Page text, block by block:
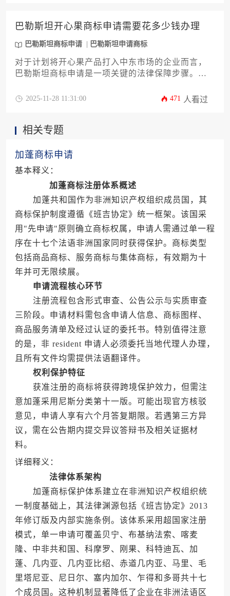
巴勒斯坦开心果商标申请需要花多少钱办理
巴勒斯坦商标申请 巴勒斯坦申请商标
对于计划将开心果产品打入中东市场的企业而言，
巴勒斯坦商标申请是一项关键的法律保障步骤。办
别、代理服务等多重因素影响。本文将系统性地剖
您高效完成品牌布局。
2025-11-28 11:31:00 471 人看过
相关专题
加蓬商标申请
基本释义：
加蓬商标注册体系概述
加蓬共和国作为非洲知识产权组织成员国，其
商标保护制度遵循《班吉协定》统一框架。该国采
用"先申请"原则确立商标权属，申请人需通过单一程
序在十七个法语非洲国家同时获得保护。商标类型
包括商品商标、服务商标与集体商标，有效期为十
年并可无限续展。
申请流程核心环节
注册流程包含形式审查、公告公示与实质审查
三阶段。申请材料需包含申请人信息、商标图样、
商品服务清单及经过认证的委托书。特别值得注意
的是，非 resident 申请人必须委托当地代理人办理，
且所有文件均需提供法语翻译件。
权利保护特征
获准注册的商标将获得跨境保护效力，但需注
意加蓬采用尼斯分类第十一版。可能出现官方核驳
意见，申请人享有六个月答复期限。若遇第三方异
议，需在公告期内提交异议答辩书及相关证据材
料。
详细释义：
法律体系架构
加蓬商标保护体系建立在非洲知识产权组织统
一制度基础上，其法律渊源包括《班吉协定》2013
年修订版及内部实施条例。该体系采用超国家注册
模式，单一申请可覆盖贝宁、布基纳法索、喀麦
隆、中非共和国、科摩罗、刚果、科特迪瓦、加
蓬、几内亚、几内亚比绍、赤道几内亚、马里、毛
里塔尼亚、尼日尔、塞内加尔、乍得和多哥共十七
个成员国。这种机制显著降低了企业在非洲法语区